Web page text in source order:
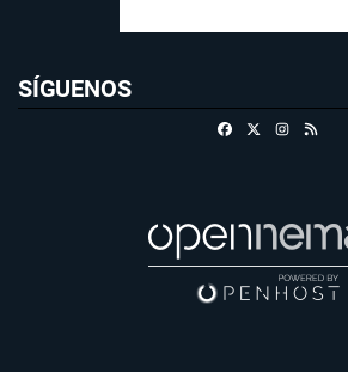
SÍGUENOS
FacebookInstagram